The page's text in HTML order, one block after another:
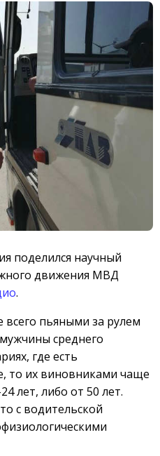
поделился научный
движения МВД
.
всего пьяными за рулем
среднего
где есть
то их виновниками чаще
лет, либо от 50 лет.
с водительской